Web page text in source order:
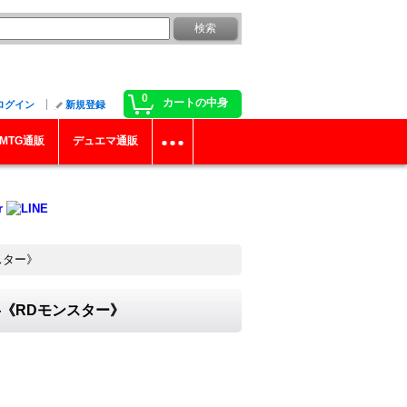
0 カートの中身
グイン 新規登録
MTG通販 デュエマ通販
ー》
RDモンスター》